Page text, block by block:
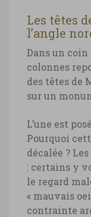
Les têtes
l’angle
Dans un
colonnes
des têtes de
sur un
L’une est
Pourquoi
décalée ?
: certains y
le regard
« mauvais
contrainte